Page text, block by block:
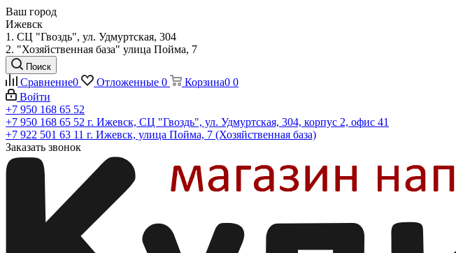
Ваш город
Ижевск
1. СЦ "Гвоздь", ул. Удмуртская, 304
2. "Хозяйственная база" улица Пойма, 7
Поиск
Сравнение0 Отложенные 0 Корзина0 0
Войти
+7 950 168 65 52
+7 950 168 65 52 г. Ижевск, СЦ "Гвоздь", ул. Удмуртская, 304, корпус 2, офис 41
+7 922 501 63 11 г. Ижевск, улица Пойма, 7 (Хозяйственная база)
Заказать звонок